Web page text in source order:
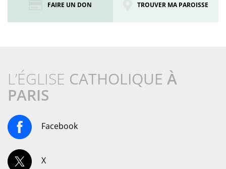
FAIRE UN DON TROUVER MA PAROISSE
L’ÉGLISE CATHOLIQUE À
PARIS
Facebook
X